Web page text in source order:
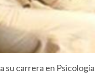
su carrera en